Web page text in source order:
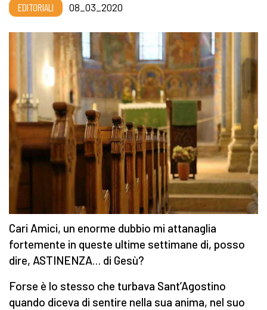
EDITORIALI 08_03_2020
Cari Amici, un enorme dubbio mi attanaglia
fortemente in queste ultime settimane di, posso
dire, ASTINENZA… di Gesù?
Forse è lo stesso che turbava Sant’Agostino
quando diceva di sentire nella sua anima, nel suo